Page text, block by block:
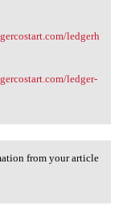
ledgerh
ledger-
from your article